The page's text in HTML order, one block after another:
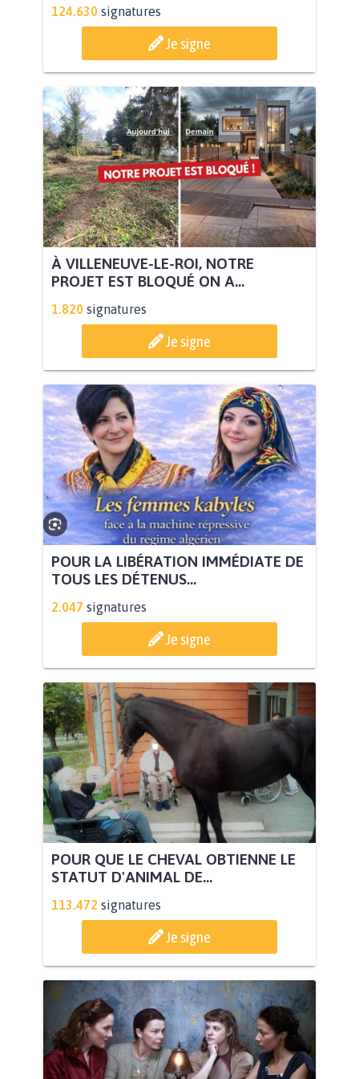
124.630 signatures
Je signe
À VILLENEUVE-LE-ROI, NOTRE
PROJET EST BLOQUÉ ON A...
1.820 signatures
Je signe
POUR LA LIBÉRATION IMMÉDIATE DE
TOUS LES DÉTENUS...
2.047 signatures
Je signe
POUR QUE LE CHEVAL OBTIENNE LE
STATUT D'ANIMAL DE...
113.472 signatures
Je signe